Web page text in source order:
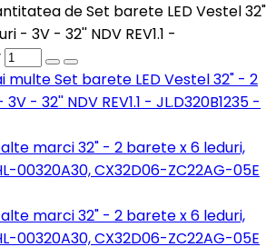
de Set barete LED Vestel 32"
- 3V - 32'' NDV REV1.1 -
multeSet barete LED Vestel 32" - 2
- 32'' NDV REV1.1 - JL.D320B1235 -